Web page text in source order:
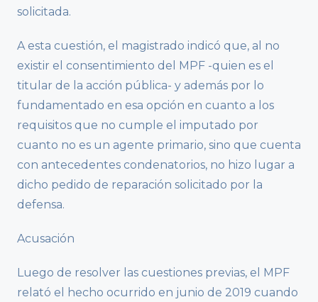
solicitada.
A esta cuestión, el magistrado indicó que, al no
existir el consentimiento del MPF -quien es el
titular de la acción pública- y además por lo
fundamentado en esa opción en cuanto a los
requisitos que no cumple el imputado por
cuanto no es un agente primario, sino que cuenta
con antecedentes condenatorios, no hizo lugar a
dicho pedido de reparación solicitado por la
defensa.
Acusación
Luego de resolver las cuestiones previas, el MPF
relató el hecho ocurrido en junio de 2019 cuando